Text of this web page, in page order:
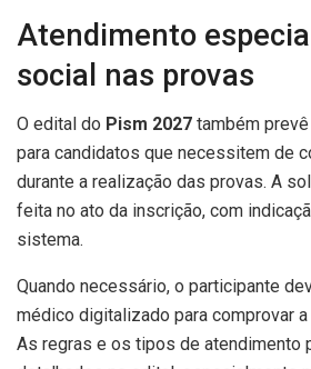
Atendimento
social nas provas
O edital do Pism 2027 também
para candidatos que necessitem de
durante a realização das provas. A
feita no ato da inscrição, com
sistema.
Quando necessário, o participante
médico digitalizado para comprovar
As regras e os tipos de atendimento